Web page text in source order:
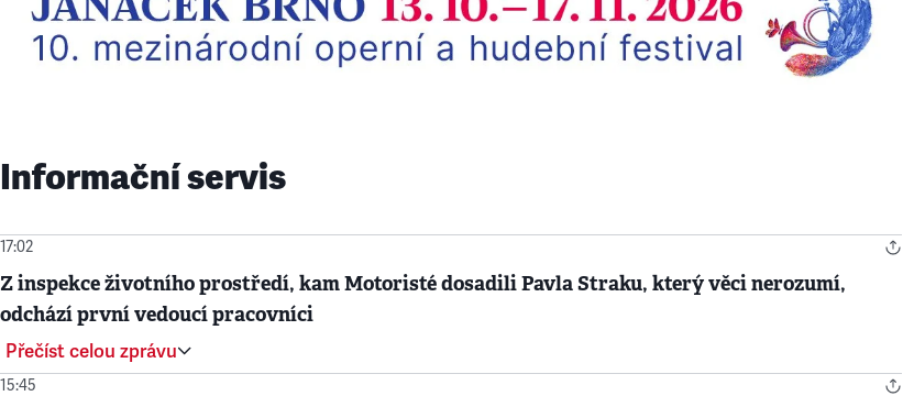
Informační servis
17:02
Z inspekce životního prostředí, kam Motoristé dosadili Pavla Straku, který věci nerozumí,
odchází první vedoucí pracovníci
Přečíst celou zprávu
15:45